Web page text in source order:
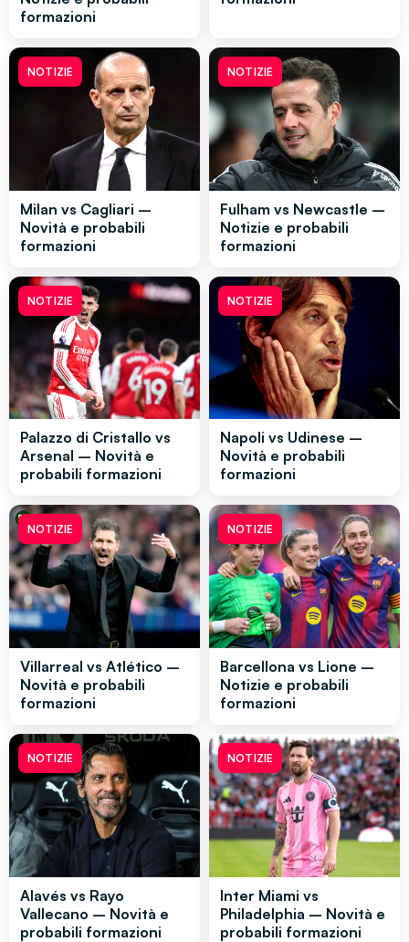
formazioni
NOTIZIE
Milan vs Cagliari –
Novità e probabili
formazioni
NOTIZIE
Fulham vs Newcastle –
Notizie e probabili
formazioni
NOTIZIE
Palazzo di Cristallo vs
Arsenal – Novità e
probabili formazioni
NOTIZIE
Napoli vs Udinese –
Novità e probabili
formazioni
NOTIZIE
Villarreal vs Atlético –
Novità e probabili
formazioni
NOTIZIE
Barcellona vs Lione –
Notizie e probabili
formazioni
NOTIZIE
Alavés vs Rayo
Vallecano – Novità e
probabili formazioni
NOTIZIE
Inter Miami vs
Philadelphia – Novità e
probabili formazioni